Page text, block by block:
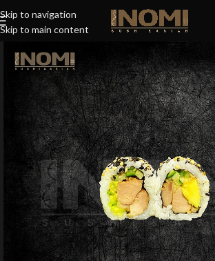
Skip to navigation
Skip to main content